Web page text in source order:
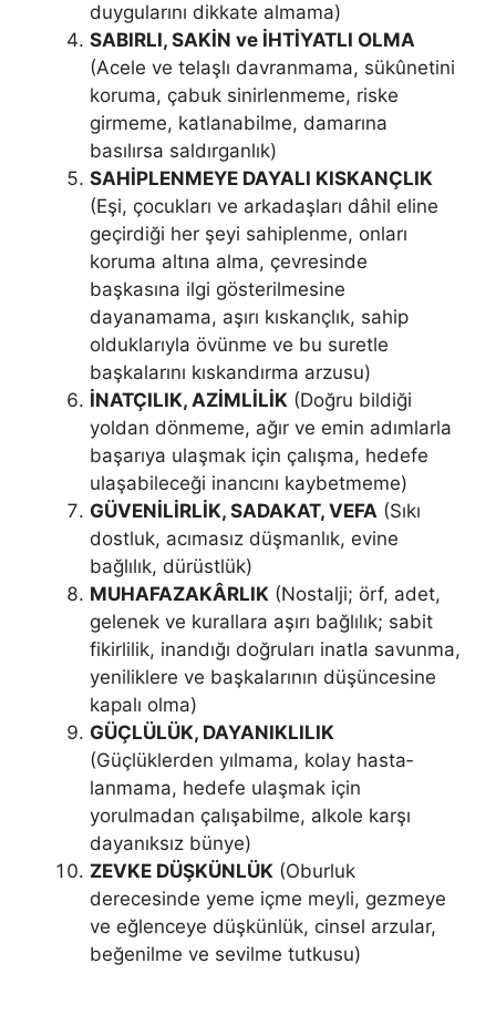
duyguları­nı dikkate almama)
SABIRLI, SAKİN ve İHTİYATLI OLMA
(Acele ve telaşlı davranma­ma, sükûnetini
koruma, çabuk sinirlenmeme, riske
girmeme, katlanabil­me, damarına
basılırsa saldırganlık)
SAHİPLENMEYE DAYALI KISKANÇLIK
(Eşi, çocukları ve arkadaş­ları dâhil eline
geçirdiği her şeyi sahiplenme, onları
koruma altına alma, çevresinde
başkasına ilgi gösterilmesine
dayanamama, aşırı kıskançlık, sa­hip
olduklarıyla övünme ve bu suretle
başkalarını kıskandırma arzusu)
İNATÇILIK, AZİMLİLİK (Doğru bildiği
yoldan dönmeme, ağır ve emin adımlarla
başarıya ulaşmak için çalışma, hedefe
ulaşabileceği inan­cını kaybetmeme)
GÜVENİLİRLİK, SADAKAT, VEFA (Sıkı
dostluk, acımasız düşman­lık, evine
bağlılık, dürüstlük)
MUHAFAZAKÂRLIK (Nostalji; örf, adet,
gelenek ve kurallara aşırı bağlılık; sabit
fikirlilik, inandığı doğruları inatla savunma,
yeniliklere ve başkalarının düşüncesine
kapalı olma)
GÜÇLÜLÜK, DAYANIKLILIK
(Güçlüklerden yılmama, kolay hasta­
lanmama, hedefe ulaşmak için
yorulmadan çalışabilme, alkole karşı
daya­nıksız bünye)
ZEVKE DÜŞKÜNLÜK (Oburluk
derecesinde yeme içme meyli, gez­meye
ve eğlenceye düşkünlük, cinsel arzular,
beğenilme ve sevilme tutkusu)